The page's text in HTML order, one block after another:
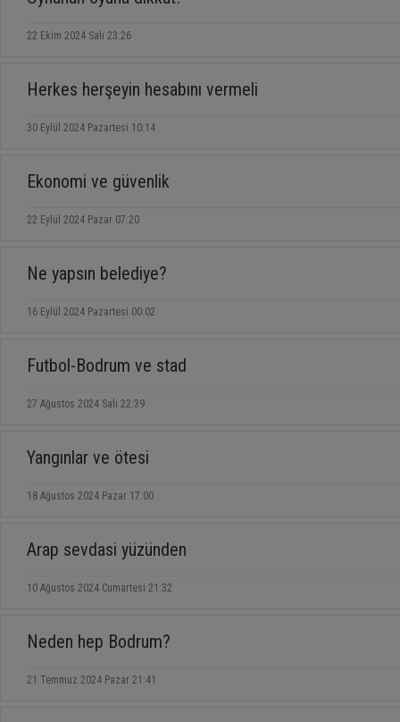
22 Ekim 2024 Salı 23:26
Herkes herşeyin hesabını vermeli
30 Eylül 2024 Pazartesi 10:14
Ekonomi ve güvenlik
22 Eylül 2024 Pazar 07:20
Ne yapsın belediye?
16 Eylül 2024 Pazartesi 00:02
Futbol-Bodrum ve stad
27 Ağustos 2024 Salı 22:39
Yangınlar ve ötesi
18 Ağustos 2024 Pazar 17:00
Arap sevdasi yüzünden
10 Ağustos 2024 Cumartesi 21:32
Neden hep Bodrum?
21 Temmuz 2024 Pazar 21:41
TUI: Kadınlar yalnız seyahati tercih